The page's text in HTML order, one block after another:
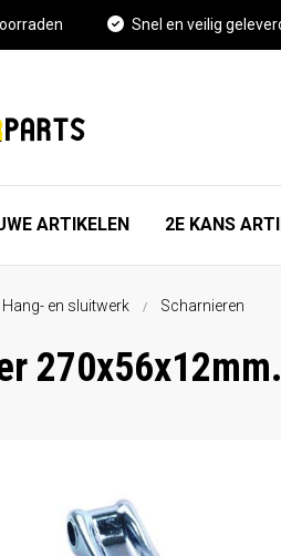
Snel en veilig
ARTIKELEN 2E KANS
Hang- en sluitwerk Scharnieren
270x56x12mm.